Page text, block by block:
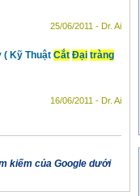
25/06/2011 - Dr. Ai
( Kỹ Thuật Cắt Đại tràng
16/06/2011 - Dr. Ai
kiếm của Google dưới